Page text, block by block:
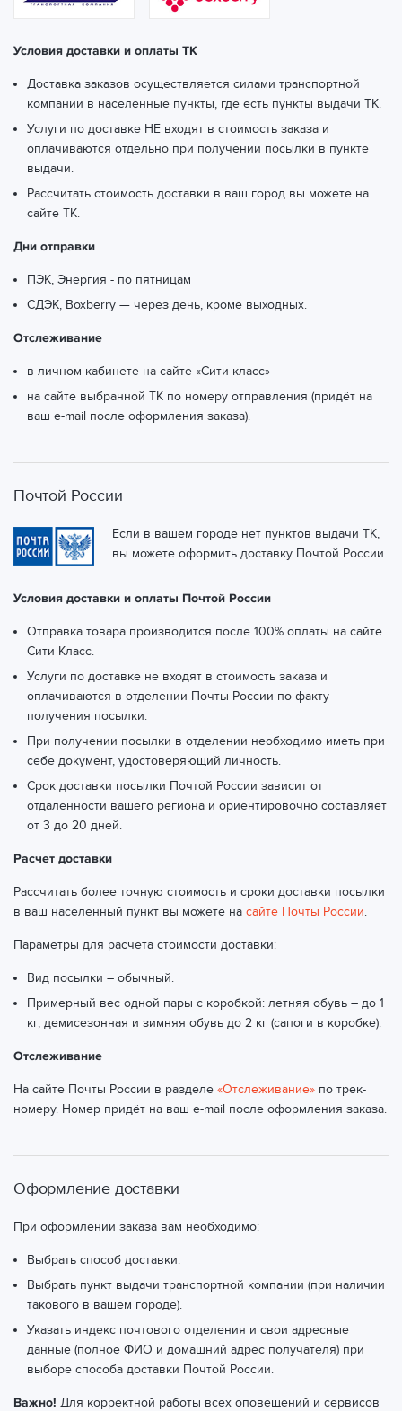
Условия доставки и оплаты ТК
Доставка заказов осуществляется силами транспортной
компании в населенные пункты, где есть пункты выдачи ТК.
Услуги по доставке НЕ входят в стоимость заказа и
оплачиваются отдельно при получении посылки в пункте
выдачи.
Рассчитать стоимость доставки в ваш город вы можете на
сайте ТК.
Дни отправки
ПЭК, Энергия - по пятницам
СДЭК, Boxberry — через день, кроме выходных.
Отслеживание
в личном кабинете на сайте «Сити-класс»
на сайте выбранной ТК по номеру отправления (придёт на
ваш e-mail после оформления заказа).
Почтой России
Если в вашем городе нет пунктов выдачи ТК,
вы можете оформить доставку Почтой России.
Условия доставки и оплаты Почтой России
Отправка товара производится после 100% оплаты на сайте
Сити Класс.
Услуги по доставке не входят в стоимость заказа и
оплачиваются в отделении Почты России по факту
получения посылки.
При получении посылки в отделении необходимо иметь при
себе документ, удостоверяющий личность.
Срок доставки посылки Почтой России зависит от
отдаленности вашего региона и ориентировочно составляет
от 3 до 20 дней.
Расчет доставки
Рассчитать более точную стоимость и сроки доставки посылки
в ваш населенный пункт вы можете на сайте Почты России.
Параметры для расчета стоимости доставки:
Вид посылки – обычный.
Примерный вес одной пары с коробкой: летняя обувь – до 1
кг, демисезонная и зимняя обувь до 2 кг (сапоги в коробке).
Отслеживание
На сайте Почты России в разделе «Отслеживание» по трек-
номеру. Номер придёт на ваш e-mail после оформления заказа.
Оформление доставки
При оформлении заказа вам необходимо:
Выбрать способ доставки.
Выбрать пункт выдачи транспортной компании (при наличии
такового в вашем городе).
Указать индекс почтового отделения и свои адресные
данные (полное ФИО и домашний адрес получателя) при
выборе способа доставки Почтой России.
Важно! Для корректной работы всех оповещений и сервисов